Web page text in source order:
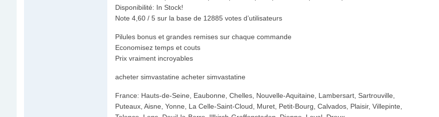
Disponibilité: In Stock!
Note 4,60 / 5 sur la base de 12885 votes d’utilisateurs
Pilules bonus et grandes remises sur chaque commande
Economisez temps et couts
Prix vraiment incroyables
acheter simvastatine acheter simvastatine
France: Hauts-de-Seine, Eaubonne, Chelles, Nouvelle-Aquitaine, Lambersart, Sartrouville,
Puteaux, Aisne, Yonne, La Celle-Saint-Cloud, Muret, Petit-Bourg, Calvados, Plaisir, Villepinte,